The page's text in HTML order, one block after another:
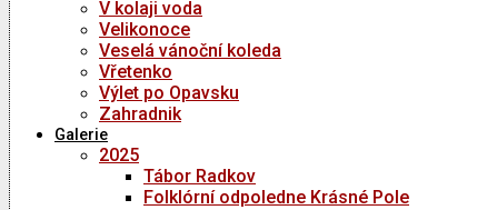
V kolaji voda
Velikonoce
Veselá vánoční koleda
Vřetenko
Výlet po Opavsku
Zahradnik
Galerie
2025
Tábor Radkov
Folklórní odpoledne Krásné Pole